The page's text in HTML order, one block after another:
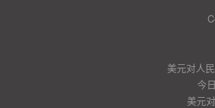
美元对人
今
美元